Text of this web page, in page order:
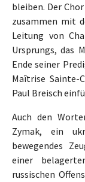
bleiben. Der
zusammen mit
Leitung von
Ursprungs, das
Ende seiner
Maîtrise Sainte-
Paul Breisch
Auch den
Zymak, ein
bewegendes
einer
russischen